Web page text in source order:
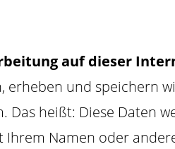
auf dieser
erheben und speichern
heißt: Diese Daten
Namen oder